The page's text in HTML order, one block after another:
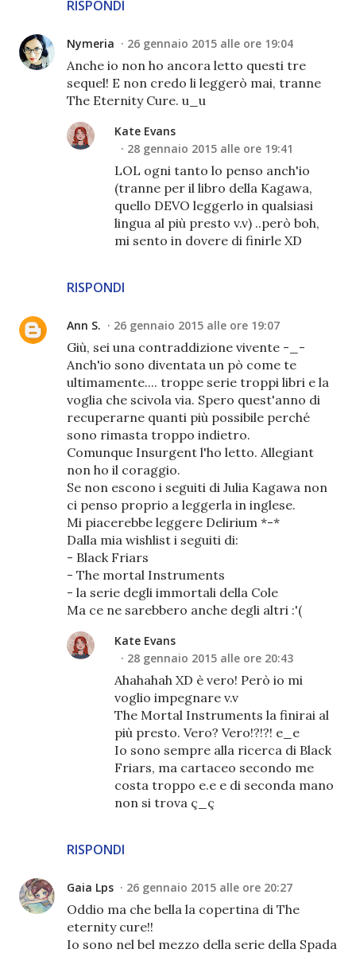
RISPONDI
Nymeria 26 gennaio 2015 alle ore 19:04
Anche io non ho ancora letto questi tre
sequel! E non credo li leggerò mai, tranne
The Eternity Cure. u_u
RISPONDI
Kate Evans
28 gennaio 2015 alle ore 19:41
LOL ogni tanto lo penso anch'io
(tranne per il libro della Kagawa,
quello DEVO leggerlo in qualsiasi
lingua al più presto v.v) ..però boh,
mi sento in dovere di finirle XD
Ann S. 26 gennaio 2015 alle ore 19:07
Giù, sei una contraddizione vivente -_-
Anch'io sono diventata un pò come te
ultimamente.... troppe serie troppi libri e la
voglia che scivola via. Spero quest'anno di
recuperarne quanti più possibile perché
sono rimasta troppo indietro.
Comunque Insurgent l'ho letto. Allegiant
non ho il coraggio.
Se non escono i seguiti di Julia Kagawa non
ci penso proprio a leggerla in inglese.
Mi piacerebbe leggere Delirium *-*
Dalla mia wishlist i seguiti di:
- Black Friars
- The mortal Instruments
- la serie degli immortali della Cole
Ma ce ne sarebbero anche degli altri :'(
RISPONDI
Kate Evans
28 gennaio 2015 alle ore 20:43
Ahahahah XD è vero! Però io mi
voglio impegnare v.v
The Mortal Instruments la finirai al
più presto. Vero? Vero!?!?! e_e
Io sono sempre alla ricerca di Black
Friars, ma cartaceo secondo me
costa troppo e.e e di seconda mano
non si trova ç_ç
Gaia Lps 26 gennaio 2015 alle ore 20:27
Oddio ma che bella la copertina di The
eternity cure!!
Io sono nel bel mezzo della serie della Spada